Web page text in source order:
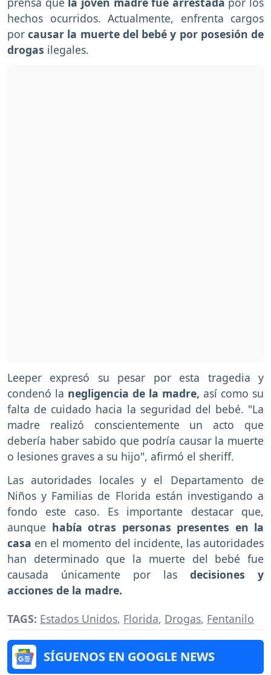
hechos ocurridos. Actualmente, enfrenta cargos
por causar la muerte del bebé y por posesión de
drogas ilegales.
Leeper expresó su pesar por esta tragedia y
condenó la negligencia de la madre, así como su
falta de cuidado hacia la seguridad del bebé. "La
madre realizó conscientemente un acto que
debería haber sabido que podría causar la muerte
o lesiones graves a su hijo", afirmó el sheriff.
Las autoridades locales y el Departamento de
Niños y Familias de Florida están investigando a
fondo este caso. Es importante destacar que,
aunque había otras personas presentes en la
casa en el momento del incidente, las autoridades
han determinado que la muerte del bebé fue
causada únicamente por las decisiones y
acciones de la madre.
TAGS: Estados Unidos, Florida, Drogas, Fentanilo
SÍGUENOS EN GOOGLE NEWS